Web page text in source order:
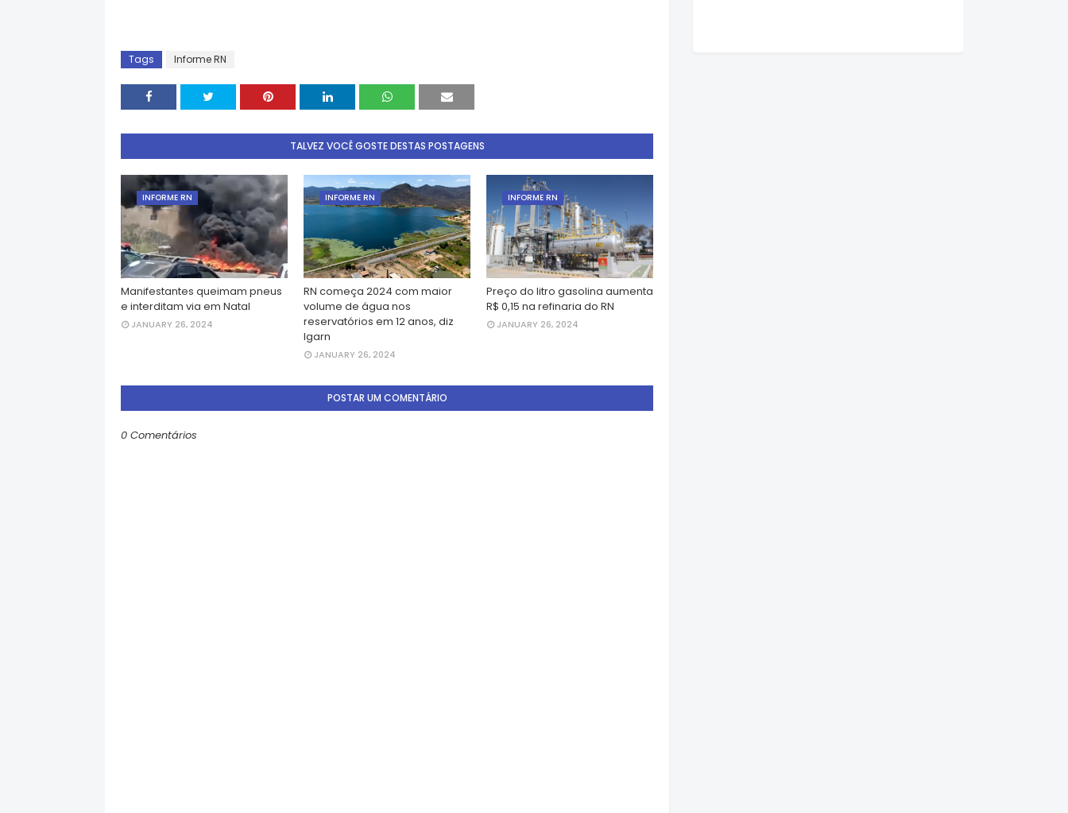
Tags Informe RN
TALVEZ VOCÊ GOSTE DESTAS POSTAGENS
INFORME RN
Manifestantes queimam pneus
e interditam via em Natal
JANUARY 26, 2024
INFORME RN
RN começa 2024 com maior
volume de água nos
reservatórios em 12 anos, diz
Igarn
JANUARY 26, 2024
INFORME RN
Preço do litro gasolina aumenta
R$ 0,15 na refinaria do RN
JANUARY 26, 2024
POSTAR UM COMENTÁRIO
0 Comentários